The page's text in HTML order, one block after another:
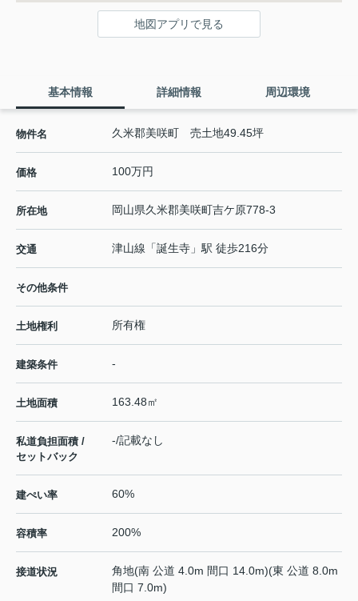
地図アプリで見る
基本情報 詳細情報 周辺環境
物件名 久米郡美咲町 売土地49.45坪
価格 100万円
所在地 岡山県久米郡美咲町吉ケ原778-3
交通 津山線 「誕生寺 」駅 徒歩216分
その他条件
土地権利 所有権
建築条件 -
土地面積 163.48㎡
私道負担面積 /
セットバック
-/記載なし
建ぺい率 60%
容積率 200%
接道状況
角地(南 公道 4.0m 間口 14.0m)(東 公道 8.0m
間口 7.0m)